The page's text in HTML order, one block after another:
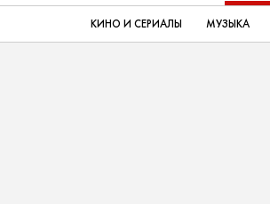
КИНО И СЕРИАЛЫ МУЗЫКА